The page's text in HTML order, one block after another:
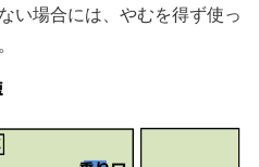
い場合には、やむを得ず使っ